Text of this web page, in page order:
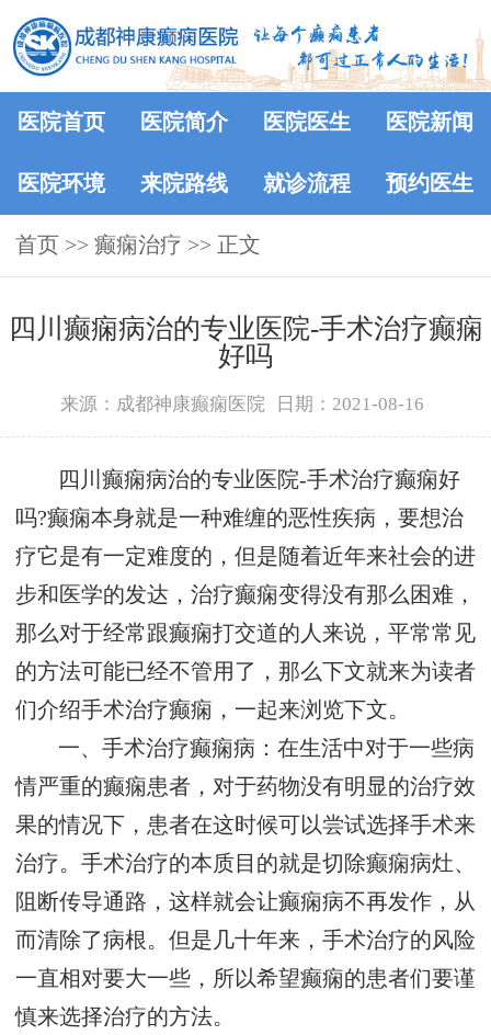
医院首页 医院简介 医院医生 医院新闻
医院环境 来院路线 就诊流程 预约医生
首页 >> 癫痫治疗 >> 正文
四川癫痫病治的专业医院-手术治疗癫痫
好吗
来源：成都神康癫痫医院 日期：2021-08-16
四川癫痫病治的专业医院-手术治疗癫痫好
吗?癫痫本身就是一种难缠的恶性疾病，要想治
疗它是有一定难度的，但是随着近年来社会的进
步和医学的发达，治疗癫痫变得没有那么困难，
那么对于经常跟癫痫打交道的人来说，平常常见
的方法可能已经不管用了，那么下文就来为读者
们介绍手术治疗癫痫，一起来浏览下文。
一、手术治疗癫痫病：在生活中对于一些病
情严重的癫痫患者，对于药物没有明显的治疗效
果的情况下，患者在这时候可以尝试选择手术来
治疗。手术治疗的本质目的就是切除癫痫病灶、
阻断传导通路，这样就会让癫痫病不再发作，从
而清除了病根。但是几十年来，手术治疗的风险
一直相对要大一些，所以希望癫痫的患者们要谨
慎来选择治疗的方法。